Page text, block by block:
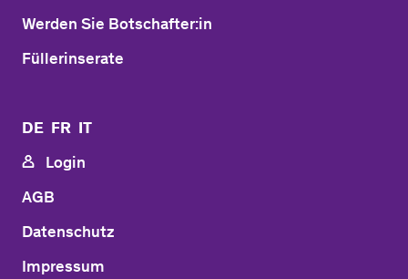
Werden Sie Botschafter:in
Füllerinserate
DE FR IT
Login
AGB
Datenschutz
Impressum